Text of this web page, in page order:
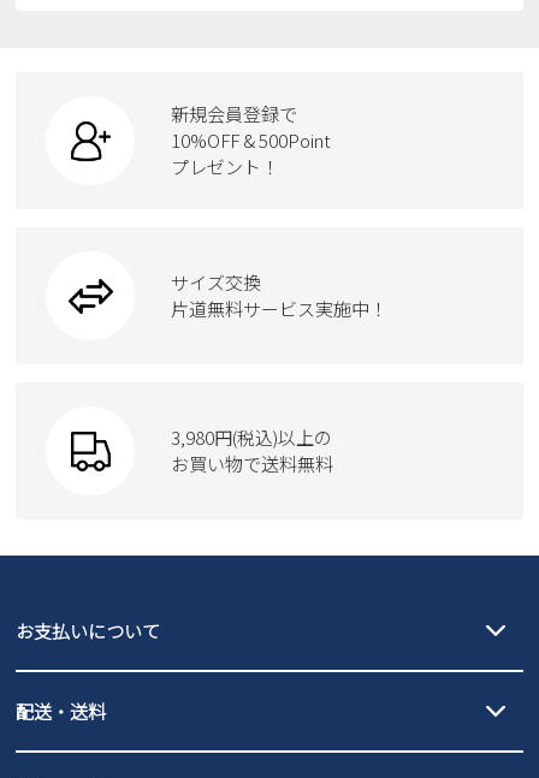
カジュアルシューズ
ワークシューズ
ウェア
moz
ローファー
ブーツ
Parade
GAP
スクール
new balance
瞬足
ボディバッグ
ハンドバッグ
トートバッグ
ケア用品
新規会員登録で
10%OFF & 500Point
プレゼント！
サイズ交換
片道無料サービス実施中！
3,980円(税込)以上の
お買い物で送料無料
お支払いについて
PayPay（オンライン決済）、代金引換のご利用が可能です。
配送・送料